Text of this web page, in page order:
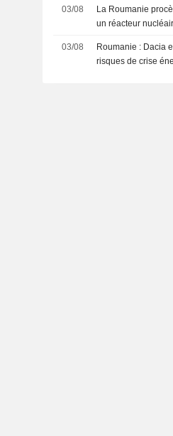
03/08
La Roumanie
un réacteur
03/08
Roumanie : Dacia
risques de crise